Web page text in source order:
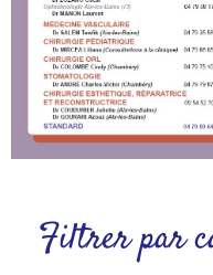
Voir
Filtrer par